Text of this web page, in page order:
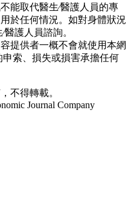
能取代醫生∕醫護人員的專
於任何情況。如對身體狀況
護人員諮詢。
提供者一概不會就使用本網
索、損失或損害承擔任何
不得轉載。
Journal Company